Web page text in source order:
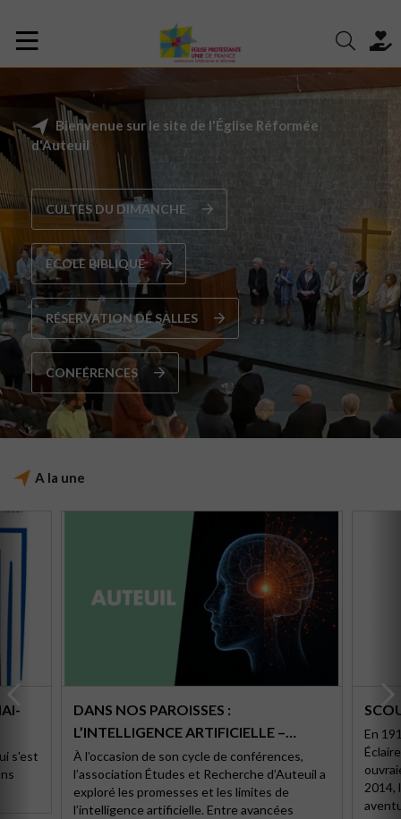
Bienvenue sur le site de l'Église Réformée
d'Auteuil
CULTES DU DIMANCHE
ECOLE BIBLIQUE
RÉSERVATION DE SALLES
CONFÉRENCES
A la une
s'est
DANS NOS PAROISSES :
L’INTELLIGENCE ARTIFICIELLE –
PROMESSES OU MENACES ?
À l’occasion de son cycle de conférences,
l’association Études et Recherche d’Auteuil a
exploré les promesses et les limites de
l’intelligence artificielle. Entre avancées
En
2014,